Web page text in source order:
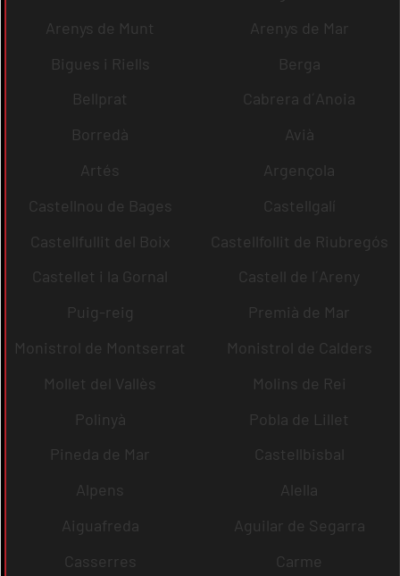
Arenys de Munt
Arenys de Mar
Bigues i Riells
Berga
Bellprat
Cabrera d´Anoia
Borredà
Avià
Artés
Argençola
Castellnou de Bages
Castellgalí
Castellfullit del Boix
Castellfollit de Riubregós
Castellet i la Gornal
Castell de l´Areny
Puig-reig
Premià de Mar
Monistrol de Montserrat
Monistrol de Calders
Mollet del Vallès
Molins de Rei
Polinyà
Pobla de Lillet
Pineda de Mar
Castellbisbal
Alpens
Alella
Aiguafreda
Aguilar de Segarra
Casserres
Carme